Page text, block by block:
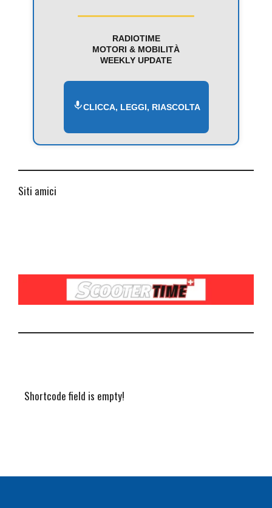
RADIOTIME
MOTORI & MOBILITÀ
WEEKLY UPDATE
CLICCA, LEGGI, RIASCOLTA
Siti amici
Shortcode field is empty!